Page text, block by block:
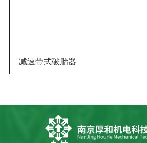
减速带式破胎器